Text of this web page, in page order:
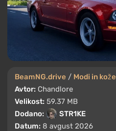
BeamNG.drive / Modi in kože
Avtor: Chandlore
Velikost: 59.37 MB
Dodano:
STR1KE
Datum: 8 avgust 2026